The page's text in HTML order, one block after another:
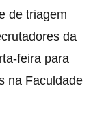
de triagem
da
feira para
na Faculdade